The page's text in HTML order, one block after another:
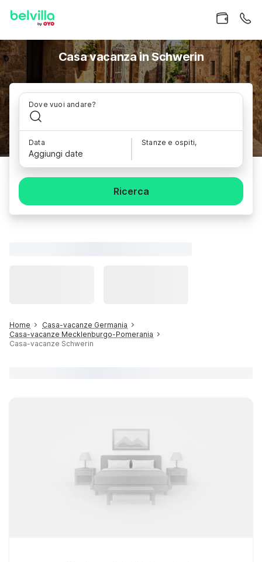
Casa vacanza in Schwerin
Dove vuoi andare?
Data
Aggiungi date
Stanze e ospiti,
Ricerca
Home
Casa-vacanze Germania
Casa-vacanze Mecklenburgo-Pomerania
Casa-vacanze Schwerin